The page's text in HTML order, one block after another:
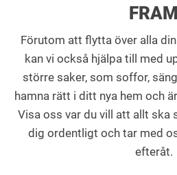
FRAM
Förutom att flytta över alla
kan vi också hjälpa till med
större saker, som soffor,
hamna rätt i ditt nya hem och
Visa oss var du vill att allt ska
dig ordentligt och tar med
efteråt.